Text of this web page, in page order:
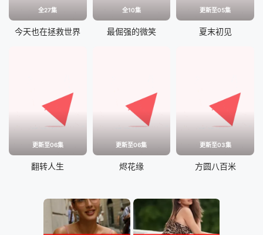
全27集
今天也在拯救世界
全10集
最倔强的微笑
更新至05集
夏末初见
更新至06集
翻转人生
更新至06集
烬花缘
更新至03集
方圆八百米